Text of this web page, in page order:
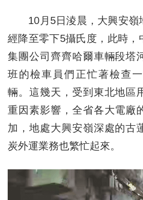
10月5日淩晨，大興安嶺
經降至零下5攝氏度，此時，
集團公司齊齊哈爾車輛段塔
班的檢車員們正忙著檢查
輛。這幾天，受到東北地區
重因素影響，全省各大電廠
加，地處大興安嶺深處的古
炭外運業務也繁忙起來。